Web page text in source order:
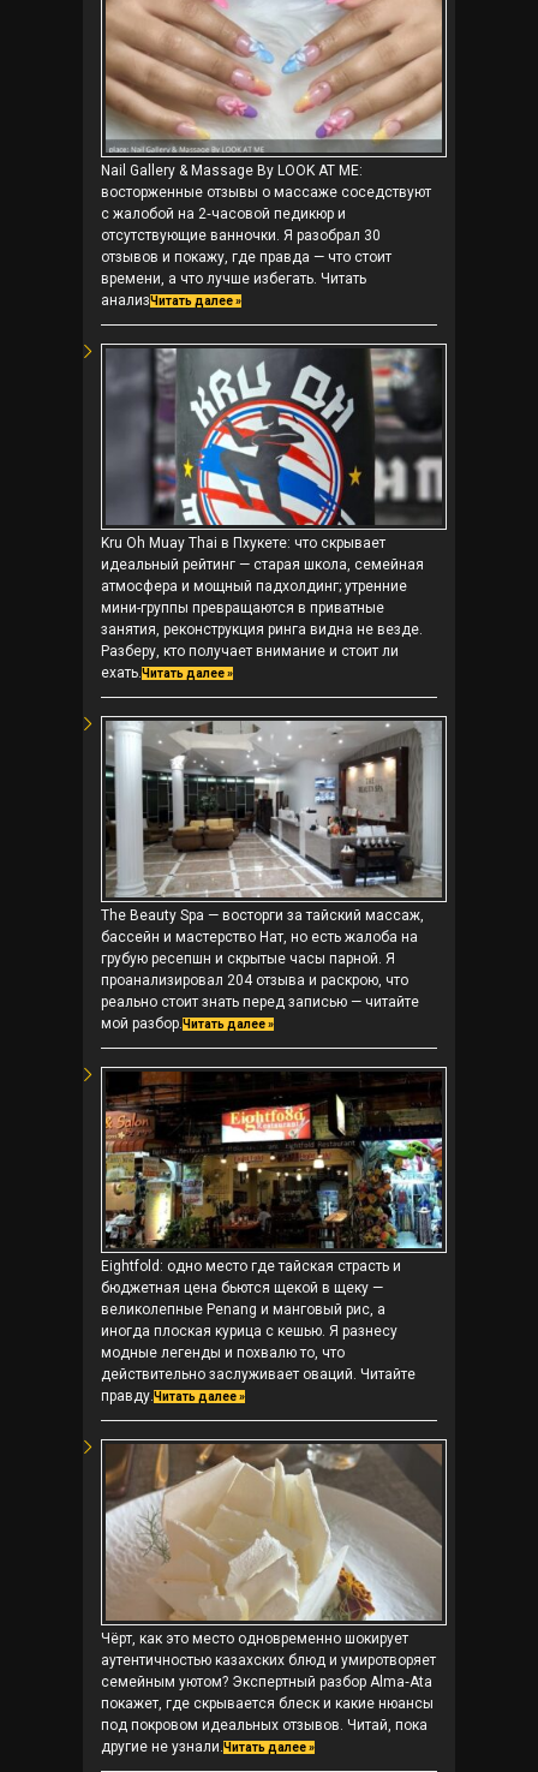
Nail Gallery & Massage By LOOK AT ME:
восторженные отзывы о массаже соседствуют
с жалобой на 2‑часовой педикюр и
отсутствующие ванночки. Я разобрал 30
отзывов и покажу, где правда — что стоит
времени, а что лучше избегать. Читать
анализЧитать далее »
Kru Oh Muay Thai в Пхукете: что скрывает
идеальный рейтинг — старая школа, семейная
атмосфера и мощный падхолдинг; утренние
мини-группы превращаются в приватные
занятия, реконструкция ринга видна не везде.
Разберу, кто получает внимание и стоит ли
ехать.Читать далее »
The Beauty Spa — восторги за тайский массаж,
бассейн и мастерство Нат, но есть жалоба на
грубую ресепшн и скрытые часы парной. Я
проанализировал 204 отзыва и раскрою, что
реально стоит знать перед записью — читайте
мой разбор.Читать далее »
Eightfold: одно место где тайская страсть и
бюджетная цена бьются щекой в щеку —
великолепные Penang и манговый рис, а
иногда плоская курица с кешью. Я разнесу
модные легенды и похвалю то, что
действительно заслуживает оваций. Читайте
правду.Читать далее »
Чёрт, как это место одновременно шокирует
аутентичностью казахских блюд и умиротворяет
семейным уютом? Экспертный разбор Alma‑Ata
покажет, где скрывается блеск и какие нюансы
под покровом идеальных отзывов. Читай, пока
другие не узнали.Читать далее »